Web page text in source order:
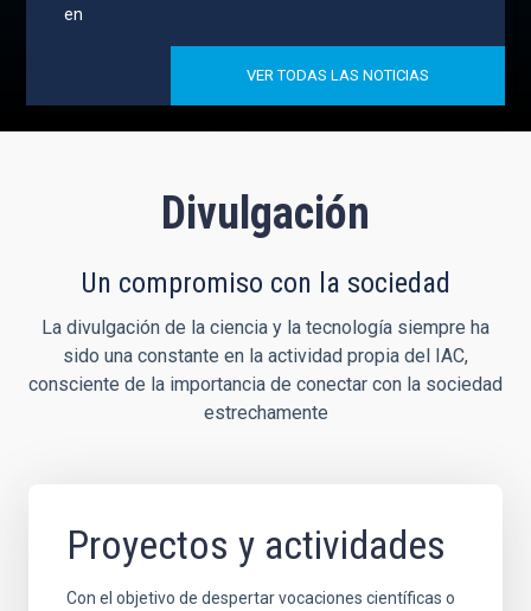
en
VER TODAS LAS NOTICIAS
Divulgación
Un compromiso con la sociedad
La divulgación de la ciencia y la tecnología siempre ha
sido una constante en la actividad propia del IAC,
consciente de la importancia de conectar con la sociedad
estrechamente
Proyectos y actividades
Con el objetivo de despertar vocaciones científicas o